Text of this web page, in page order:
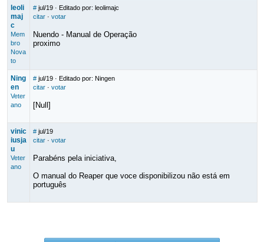
leoli
maj
c
Mem
bro
Nova
to
# jul/19· Editado por: leolimajc
citar· votar
Nuendo - Manual de Operação
proximo
Ning
en
Veter
ano
# jul/19· Editado por: Ningen
citar· votar
[Null]
vinic
iusja
u
Veter
ano
# jul/19
citar· votar
Parabéns pela iniciativa,
O manual do Reaper que voce disponibilizou não está em
português